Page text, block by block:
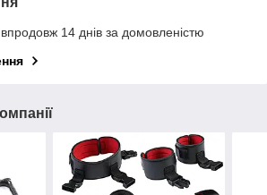
14 днів за домовленістю